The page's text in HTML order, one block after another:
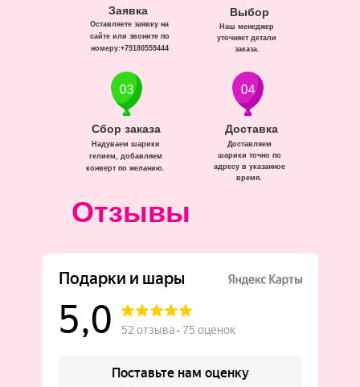
Доставка
Доставляем
шарики точно по
адресу в указанное
время.
Сбор заказа
Надуваем шарики
гелием, добавляем
конверт по желанию.
Заявка
Оставляете заявку на
сайте или звоните по
номеру:+79180559444
Выбор
Наш менеджер
уточняет детали
заказа.
Отзывы